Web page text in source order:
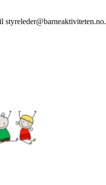
styreleder@barneaktiviteten.no.